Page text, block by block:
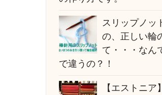
スリップノッ
の、正しい輪
て・・・なん
で違うの？！
【エストニ